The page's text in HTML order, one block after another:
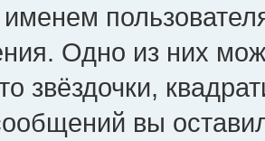
Одно из них
звёздочки,
вы